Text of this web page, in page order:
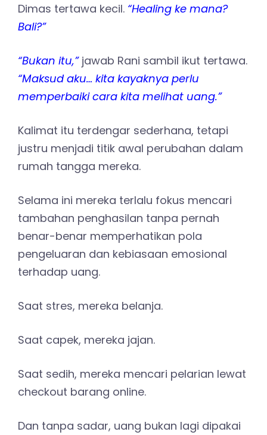
Dimas tertawa kecil. “Healing ke mana?
Bali?”
“Bukan itu,”jawab Rani sambil ikut tertawa.
“Maksud aku… kita kayaknya perlu
memperbaiki cara kita melihat uang.”
Kalimat itu terdengar sederhana, tetapi
justru menjadi titik awal perubahan dalam
rumah tangga mereka.
Selama ini mereka terlalu fokus mencari
tambahan penghasilan tanpa pernah
benar-benar memperhatikan pola
pengeluaran dan kebiasaan emosional
terhadap uang.
Saat stres, mereka belanja.
Saat capek, mereka jajan.
Saat sedih, mereka mencari pelarian lewat
checkout barang online.
Dan tanpa sadar, uang bukan lagi dipakai